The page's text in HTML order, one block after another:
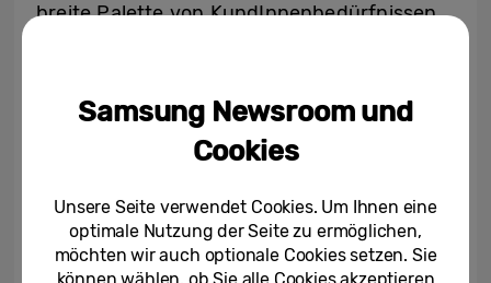
breite Palette von KundInnenbedürfnissen
einem leistungsstarken kabellosen Akku-
Staubsauger mit AI-unterstützter
Funktionalität sind, können zum
leistungsstärksten Modell, dem Bespoke AI
Jet Ultra, greifen – mit einer Saugleistung
von bis zu 400 W14. Wer ein leichteres
Samsung Newsroom und
Cookies
Unsere Seite verwendet Cookies. Um Ihnen eine
optimale Nutzung der Seite zu ermöglichen,
möchten wir auch optionale Cookies setzen. Sie